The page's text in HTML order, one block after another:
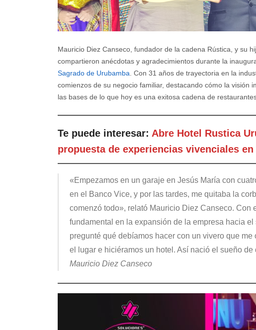
Mauricio Diez Canseco, fundador de la cadena Rústica, y su
compartieron anécdotas y agradecimientos durante la
Sagrado de Urubamba . Con 31 años de trayectoria en la
comienzos de su negocio familiar, destacando cómo la visión
las bases de lo que hoy es una exitosa cadena de
Te puede interesar: Abre Hotel Rustica
propuesta de experiencias vivenciales en
«Empezamos en un garaje en Jesús María con
en el Banco Vice, y por las tardes, me quitaba la
comenzó todo», relató Mauricio Diez Canseco. Con
fundamental en la expansión de la empresa hacia
pregunté qué debíamos hacer con un vivero que
el lugar e hiciéramos un hotel. Así nació el sueño
Mauricio Diez Canseco